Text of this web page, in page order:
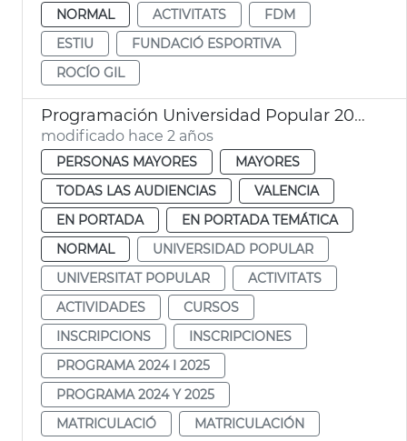
NORMAL
ACTIVITATS
FDM
ESTIU
FUNDACIÓ ESPORTIVA
ROCÍO GIL
Programación Universidad Popular 2024
modificado hace 2 años
PERSONAS MAYORES
MAYORES
TODAS LAS AUDIENCIAS
VALENCIA
EN PORTADA
EN PORTADA TEMÁTICA
NORMAL
UNIVERSIDAD POPULAR
UNIVERSITAT POPULAR
ACTIVITATS
ACTIVIDADES
CURSOS
INSCRIPCIONS
INSCRIPCIONES
PROGRAMA 2024 I 2025
PROGRAMA 2024 Y 2025
MATRICULACIÓ
MATRICULACIÓN